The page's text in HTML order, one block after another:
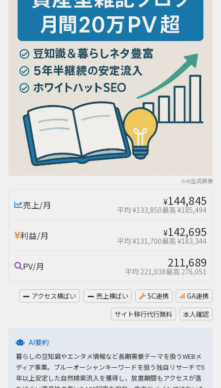
※AI生成画像
売上/月 ¥144,845
平均 ¥133,850最高 ¥185,494
利益/月 ¥142,695
平均 ¥131,700最高 ¥183,344
PV/月 211,689
平均 221,038最高 276,051
アクセス横ばい 売上横ばい SC連携
GA連携
サイト移行代行無料
本人確認
AI要約
暮らしの豆知識やエンタメ情報など長期需要テーマを扱うWEBメ
ディア事業。ブルーオーシャンキーワードを狙う独自リサーチで5
年以上安定した自然検索流入を獲得し、放置期間もアクセスが落